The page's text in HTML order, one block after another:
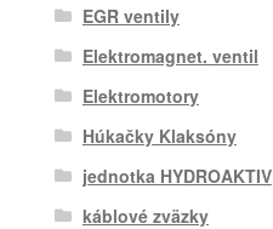
EGR ventily
Elektromagnet. ventil
Elektromotory
Húkačky Klaksóny
jednotka HYDROAKTIV
káblové zväzky